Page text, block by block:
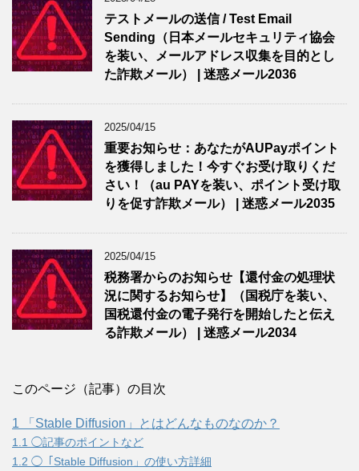
テストメールの送信 / Test Email
Sending（日本メールセキュリティ協会
を装い、メールアドレス収集を目的とし
た詐欺メール） | 迷惑メール2036
2025/04/15
重要お知らせ：あなたがAUPayポイント
を獲得しました！今すぐお受け取りくだ
さい！（au PAYを装い、ポイント受け取
りを促す詐欺メール） | 迷惑メール2035
2025/04/15
税務署からのお知らせ【還付金の処理状
況に関するお知らせ】（国税庁を装い、
国税還付金の電子発行を開始したと伝え
る詐欺メール） | 迷惑メール2034
このページ（記事）の目次
1 「Stable Diffusion」とはどんなものなのか？
1.1 ◯記事のポイントなど
1.2 ◯「Stable Diffusion」の使い方詳細